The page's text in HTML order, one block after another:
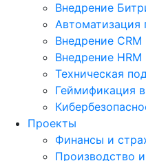
Внедрение
Автоматизация
Внедрение CRM
Внедрение
Техническая
Геймификация
Проекты
Финансы и
Производство